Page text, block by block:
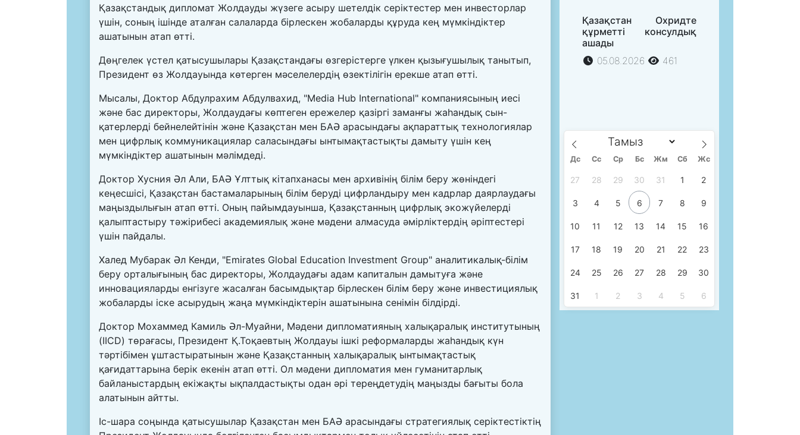
Қазақстандық дипломат Жолдауды жүзеге асыру шетелдік серіктестер мен инвесторлар
үшін, соның ішінде аталған салаларда бірлескен жобаларды құруда кең мүмкіндіктер
ашатынын атап өтті.
Дөңгелек үстел қатысушылары Қазақстандағы өзгерістерге үлкен қызығушылық танытып,
Президент өз Жолдауында көтерген мәселелердің өзектілігін ерекше атап өтті.
Мысалы, Доктор Абдулрахим Абдулвахид, "Media Hub International" компаниясының иесі
және бас директоры, Жолдаудағы көптеген ережелер қазіргі заманғы жаһандық сын-
қатерлерді бейнелейтінін және Қазақстан мен БАӘ арасындағы ақпараттық технологиялар
мен цифрлық коммуникациялар саласындағы ынтымақтастықты дамыту үшін кең
мүмкіндіктер ашатынын мәлімдеді.
Доктор Хусния Әл Али, БАӘ Ұлттық кітапханасы мен архивінің білім беру жөніндегі
кеңесшісі, Қазақстан бастамаларының білім беруді цифрландыру мен кадрлар даярлаудағы
маңыздылығын атап өтті. Оның пайымдауынша, Қазақстанның цифрлық экожүйелерді
қалыптастыру тәжірибесі академиялық және мәдени алмасуда әмірліктердің әріптестері
үшін пайдалы.
Халед Мубарак Әл Кенди, "Emirates Global Education Investment Group" аналитикалық-білім
беру орталығының бас директоры, Жолдаудағы адам капиталын дамытуға және
инновацияларды енгізуге жасалған басымдықтар бірлескен білім беру және инвестициялық
жобаларды іске асырудың жаңа мүмкіндіктерін ашатынына сенімін білдірді.
Доктор Мохаммед Камиль Әл-Муайни, Мәдени дипломатияның халықаралық институтының
(IICD) төрағасы, Президент Қ.Тоқаевтың Жолдауы ішкі реформаларды жаһандық күн
тәртібімен ұштастыратынын және Қазақстанның халықаралық ынтымақтастық
қағидаттарына берік екенін атап өтті. Ол мәдени дипломатия мен гуманитарлық
байланыстардың екіжақты ықпалдастықты одан әрі тереңдетудің маңызды бағыты бола
алатынын айтты.
Іс-шара соңында қатысушылар Қазақстан мен БАӘ арасындағы стратегиялық серіктестіктің
Қазақстан Охридте
құрметті консулдық
ашады
05.08.2026
461
Дс Сc Ср Бс Жм Сб Жс
27 28 29 30 31 1 2
3 4 5 6 7 8 9
10 11 12 13 14 15 16
17 18 19 20 21 22 23
24 25 26 27 28 29 30
31 1 2 3 4 5 6